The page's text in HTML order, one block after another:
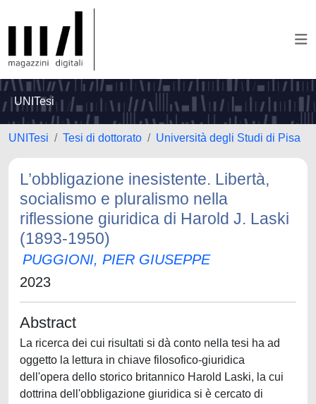
UNITesi
UNITesi Tesi di dottorato Università degli Studi di Pisa
L’obbligazione inesistente. Libertà,
socialismo e pluralismo nella
riflessione giuridica di Harold J. Laski
(1893-1950)
PUGGIONI, PIER GIUSEPPE
2023
Abstract
La ricerca dei cui risultati si dà conto nella tesi ha ad
oggetto la lettura in chiave filosofico-giuridica
dell'opera dello storico britannico Harold Laski, la cui
dottrina dell'obbligazione giuridica si è cercato di